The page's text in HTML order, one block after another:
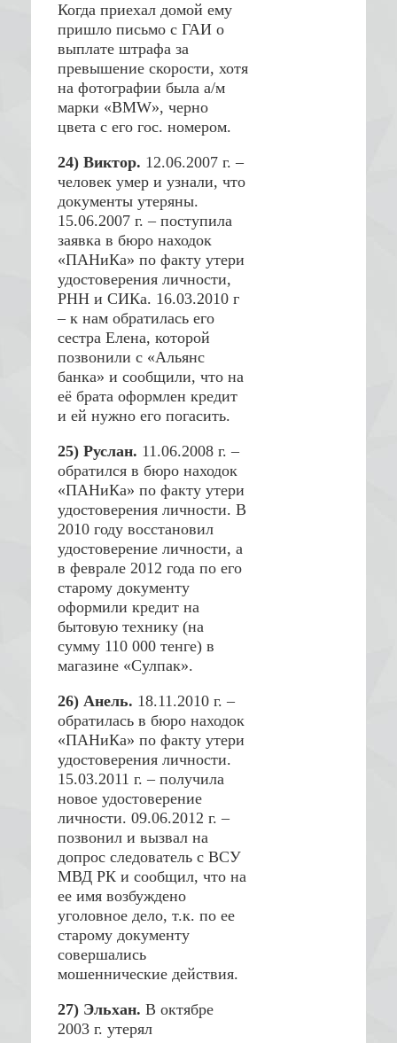
Когда приехал домой ему
пришло письмо с ГАИ о
выплате штрафа за
превышение скорости, хотя
на фотографии была а/м
марки «BMW», черно
цвета с его гос. номером.
24) Виктор. 12.06.2007 г. –
человек умер и узнали, что
документы утеряны.
15.06.2007 г. – поступила
заявка в бюро находок
«ПАНиКа» по факту утери
удостоверения личности,
РНН и СИКа. 16.03.2010 г
– к нам обратилась его
сестра Елена, которой
позвонили с «Альянс
банка» и сообщили, что на
её брата оформлен кредит
и ей нужно его погасить.
25) Руслан. 11.06.2008 г. –
обратился в бюро находок
«ПАНиКа» по факту утери
удостоверения личности. В
2010 году восстановил
удостоверение личности, а
в феврале 2012 года по его
старому документу
оформили кредит на
бытовую технику (на
сумму 110 000 тенге) в
магазине «Сулпак».
26) Анель. 18.11.2010 г. –
обратилась в бюро находок
«ПАНиКа» по факту утери
удостоверения личности.
15.03.2011 г. – получила
новое удостоверение
личности. 09.06.2012 г. –
позвонил и вызвал на
допрос следователь с ВСУ
МВД РК и сообщил, что на
ее имя возбуждено
уголовное дело, т.к. по ее
старому документу
совершались
мошеннические действия.
27) Эльхан. В октябре
2003 г. утерял